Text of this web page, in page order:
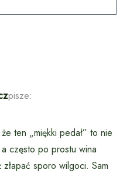
pisze:
ten „miękki pedał” to nie
często po prostu wina
złapać sporo wilgoci. Sam